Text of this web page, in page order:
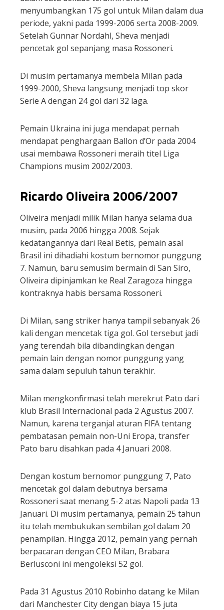
menyumbangkan 175 gol untuk Milan dalam dua
periode, yakni pada 1999-2006 serta 2008-2009.
Setelah Gunnar Nordahl, Sheva menjadi
pencetak gol sepanjang masa Rossoneri.
Di musim pertamanya membela Milan pada
1999-2000, Sheva langsung menjadi top skor
Serie A dengan 24 gol dari 32 laga.
Pemain Ukraina ini juga mendapat pernah
mendapat penghargaan Ballon d’Or pada 2004
usai membawa Rossoneri meraih titel Liga
Champions musim 2002/2003.
Ricardo Oliveira 2006/2007
Oliveira menjadi milik Milan hanya selama dua
musim, pada 2006 hingga 2008. Sejak
kedatangannya dari Real Betis, pemain asal
Brasil ini dihadiahi kostum bernomor punggung
7. Namun, baru semusim bermain di San Siro,
Oliveira dipinjamkan ke Real Zaragoza hingga
kontraknya habis bersama Rossoneri.
Di Milan, sang striker hanya tampil sebanyak 26
kali dengan mencetak tiga gol. Gol tersebut jadi
yang terendah bila dibandingkan dengan
pemain lain dengan nomor punggung yang
sama dalam sepuluh tahun terakhir.
Milan mengkonfirmasi telah merekrut Pato dari
klub Brasil Internacional pada 2 Agustus 2007.
Namun, karena terganjal aturan FIFA tentang
pembatasan pemain non-Uni Eropa, transfer
Pato baru disahkan pada 4 Januari 2008.
Dengan kostum bernomor punggung 7, Pato
mencetak gol dalam debutnya bersama
Rossoneri saat menang 5-2 atas Napoli pada 13
Januari. Di musim pertamanya, pemain 25 tahun
itu telah membukukan sembilan gol dalam 20
penampilan. Hingga 2012, pemain yang pernah
berpacaran dengan CEO Milan, Brabara
Berlusconi ini mengoleksi 52 gol.
Pada 31 Agustus 2010 Robinho datang ke Milan
dari Manchester City dengan biaya 15 juta